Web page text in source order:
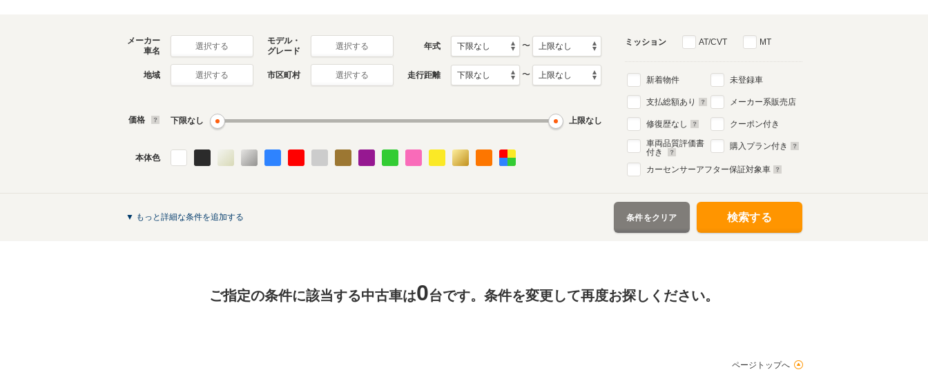
メーカー
車名
選択する
モデル・
グレード
選択する 年式 〜
地域 選択する 市区町村 選択する 走行距離 〜
価格 下限なし 上限なし
本体色
ミッション AT/CVT MT
新着物件
支払総額あり
修復歴なし
車両品質評価書
付き
未登録車
メーカー系販売店
クーポン付き
購入プラン付き
カーセンサーアフター保証対象車
▼ もっと詳細な条件を追加する 条件をクリア 検索する
ご指定の条件に該当する中古車は0台です。条件を変更して再度お探しください。
ページトップへ